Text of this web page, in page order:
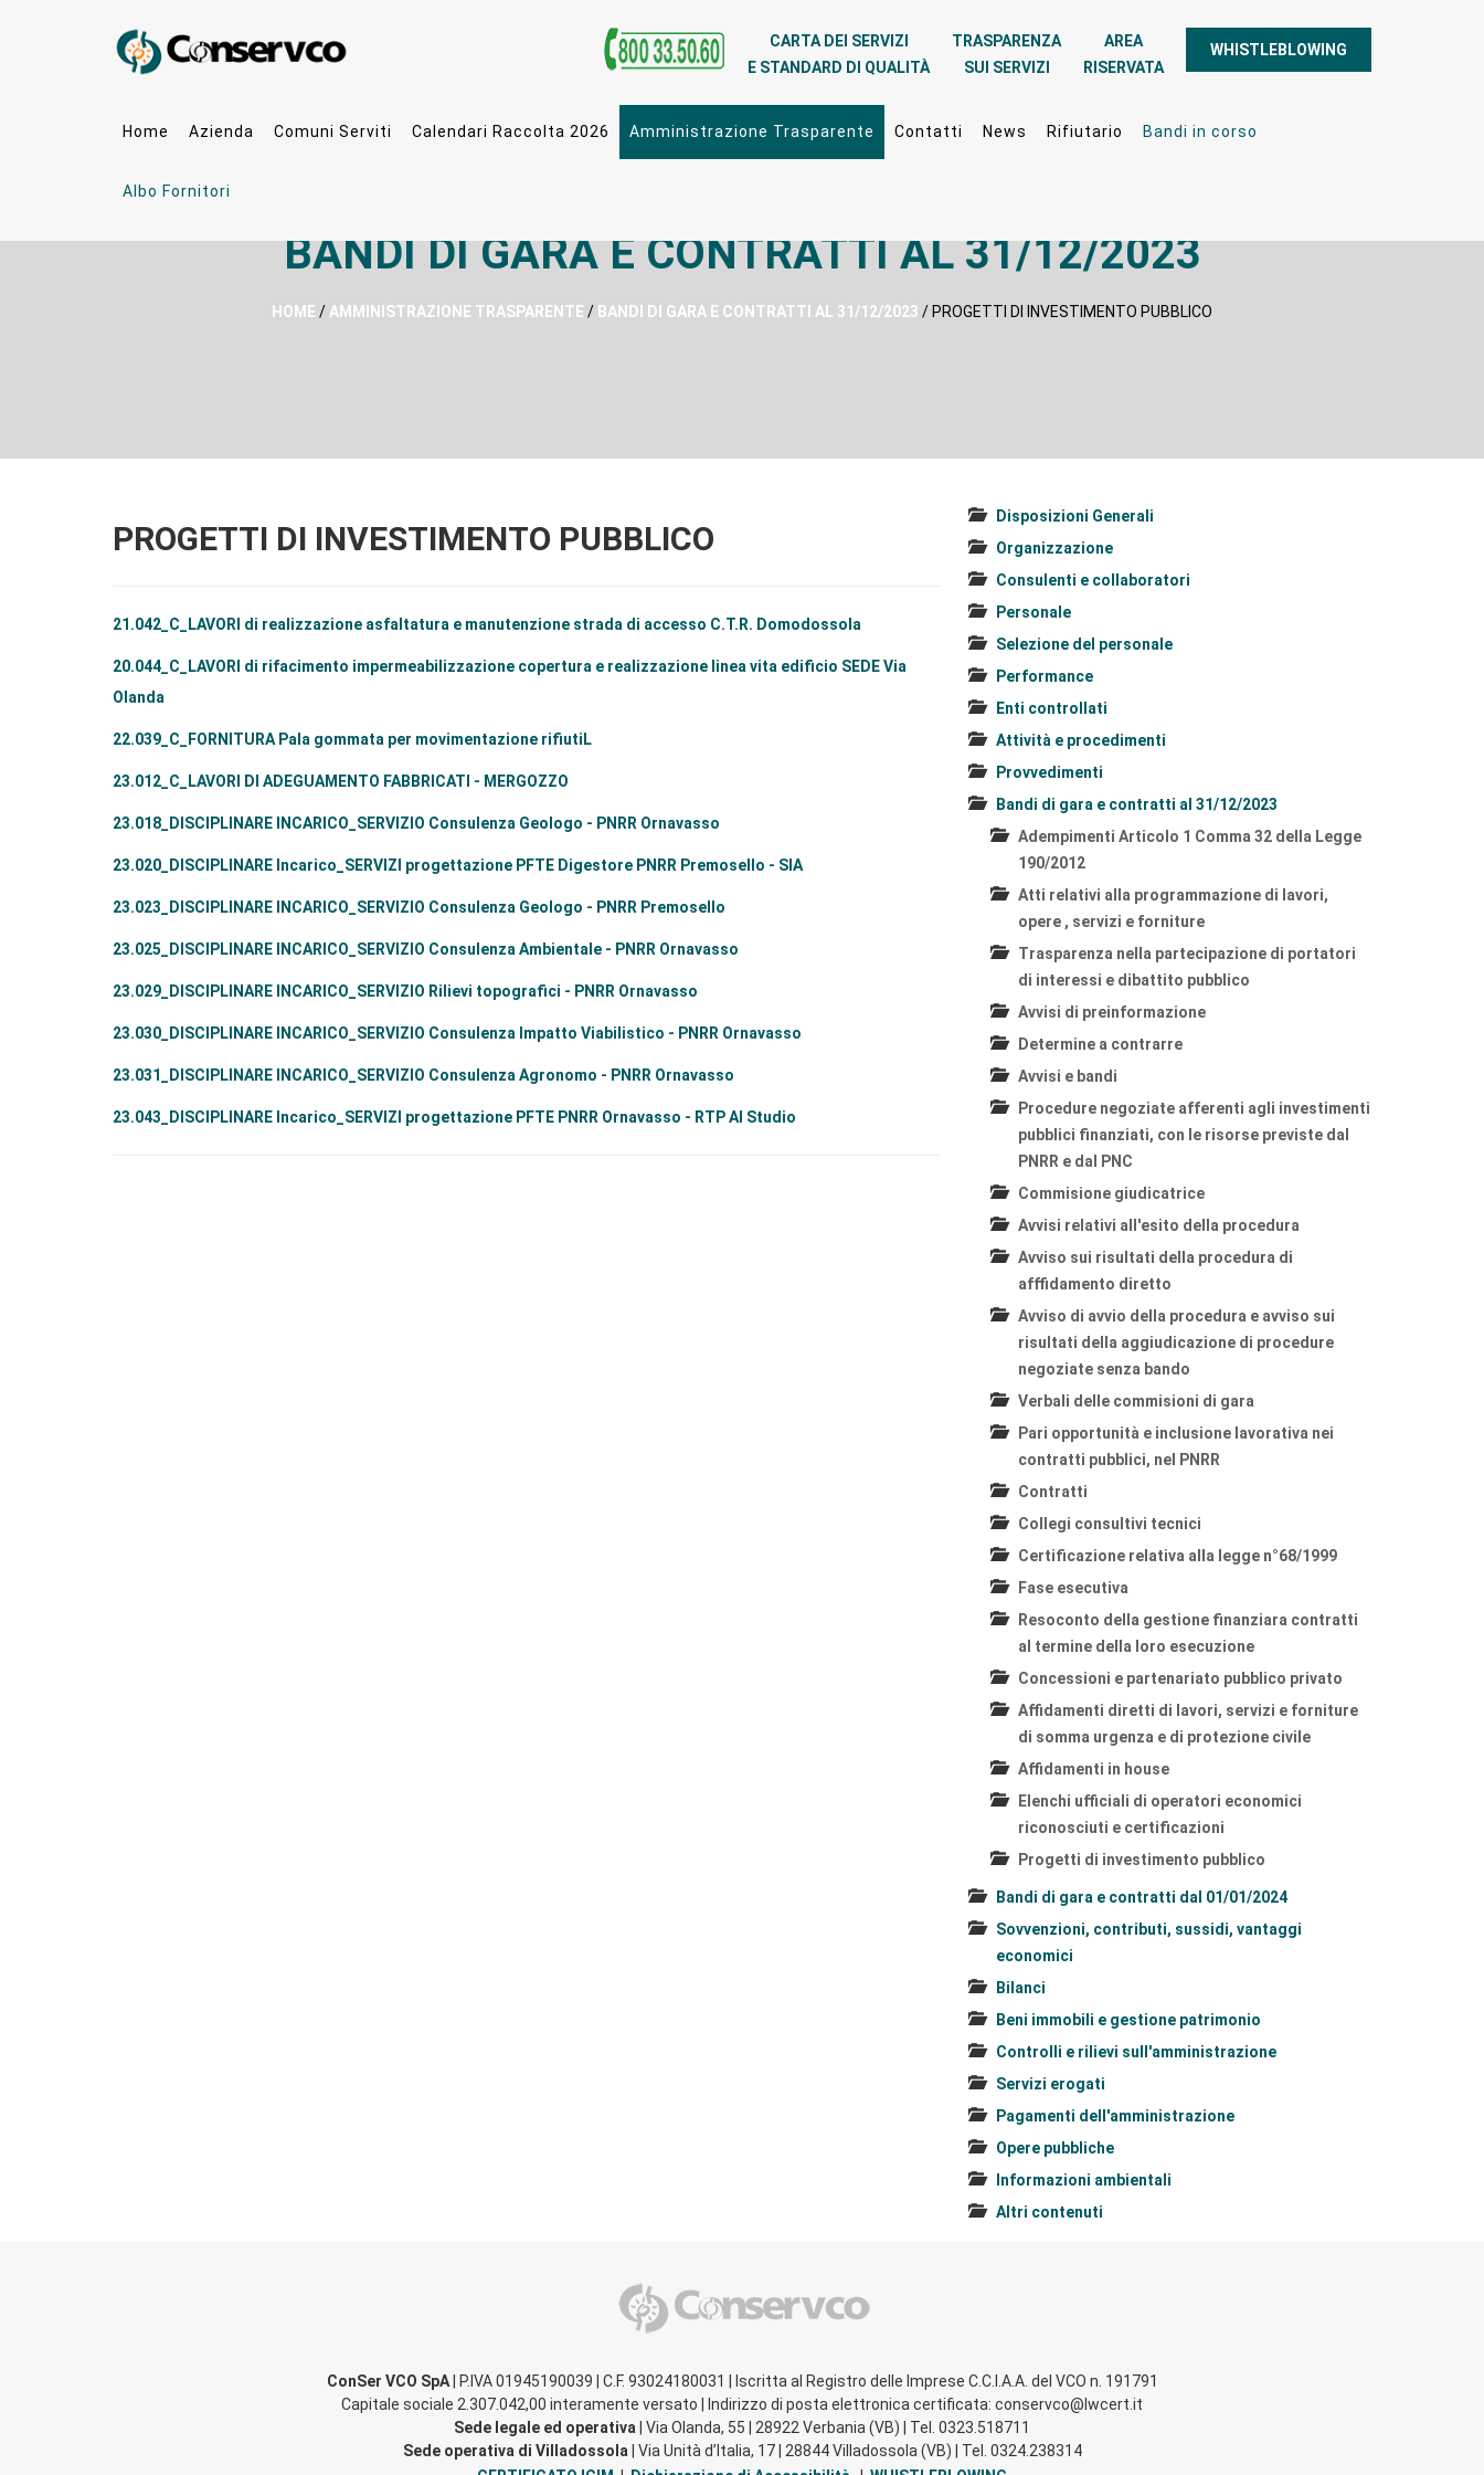
WHISTLEBLOWING
AREA
RISERVATA
TRASPARENZA
SUI SERVIZI
CARTA DEI SERVIZI
E STANDARD DI QUALITÀ
Home Azienda Comuni Serviti Calendari Raccolta 2026 Amministrazione Trasparente Contatti News Rifiutario Bandi in corso
Albo Fornitori
BANDI DI GARA E CONTRATTI AL 31/12/2023
HOME / AMMINISTRAZIONE TRASPARENTE / BANDI DI GARA E CONTRATTI AL 31/12/2023 / PROGETTI DI INVESTIMENTO PUBBLICO
PROGETTI DI INVESTIMENTO PUBBLICO
21.042_C_LAVORI di realizzazione asfaltatura e manutenzione strada di accesso C.T.R. Domodossola
20.044_C_LAVORI di rifacimento impermeabilizzazione copertura e realizzazione linea vita edificio SEDE Via
Olanda
22.039_C_FORNITURA Pala gommata per movimentazione rifiuti L
23.012_C_LAVORI DI ADEGUAMENTO FABBRICATI - MERGOZZO
23.018_DISCIPLINARE INCARICO_SERVIZIO Consulenza Geologo - PNRR Ornavasso
23.020_DISCIPLINARE Incarico_SERVIZI progettazione PFTE Digestore PNRR Premosello - SIA
23.023_DISCIPLINARE INCARICO_SERVIZIO Consulenza Geologo - PNRR Premosello
23.025_DISCIPLINARE INCARICO_SERVIZIO Consulenza Ambientale - PNRR Ornavasso
23.029_DISCIPLINARE INCARICO_SERVIZIO Rilievi topografici - PNRR Ornavasso
23.030_DISCIPLINARE INCARICO_SERVIZIO Consulenza Impatto Viabilistico - PNRR Ornavasso
23.031_DISCIPLINARE INCARICO_SERVIZIO Consulenza Agronomo - PNRR Ornavasso
23.043_DISCIPLINARE Incarico_SERVIZI progettazione PFTE PNRR Ornavasso - RTP AI Studio
Disposizioni Generali
Organizzazione
Consulenti e collaboratori
Personale
Selezione del personale
Performance
Enti controllati
Attività e procedimenti
Provvedimenti
Bandi di gara e contratti al 31/12/2023
Adempimenti Articolo 1 Comma 32 della Legge
190/2012
Atti relativi alla programmazione di lavori,
opere , servizi e forniture
Trasparenza nella partecipazione di portatori
di interessi e dibattito pubblico
Avvisi di preinformazione
Determine a contrarre
Avvisi e bandi
Procedure negoziate afferenti agli investimenti
pubblici finanziati, con le risorse previste dal
PNRR e dal PNC
Commisione giudicatrice
Avvisi relativi all'esito della procedura
Avviso sui risultati della procedura di
afffidamento diretto
Avviso di avvio della procedura e avviso sui
risultati della aggiudicazione di procedure
negoziate senza bando
Verbali delle commisioni di gara
Pari opportunità e inclusione lavorativa nei
contratti pubblici, nel PNRR
Contratti
Collegi consultivi tecnici
Certificazione relativa alla legge n°68/1999
Fase esecutiva
Resoconto della gestione finanziara contratti
al termine della loro esecuzione
Concessioni e partenariato pubblico privato
Affidamenti diretti di lavori, servizi e forniture
di somma urgenza e di protezione civile
Affidamenti in house
Elenchi ufficiali di operatori economici
riconosciuti e certificazioni
Progetti di investimento pubblico
Bandi di gara e contratti dal 01/01/2024
Sovvenzioni, contributi, sussidi, vantaggi
economici
Bilanci
Beni immobili e gestione patrimonio
Controlli e rilievi sull'amministrazione
Servizi erogati
Pagamenti dell'amministrazione
Opere pubbliche
Informazioni ambientali
Altri contenuti
ConSer VCO SpA| P.IVA 01945190039 | C.F. 93024180031 | Iscritta al Registro delle Imprese C.C.I.A.A. del VCO n. 191791
Capitale sociale 2.307.042,00 interamente versato | Indirizzo di posta elettronica certificata: conservco@lwcert.it
Sede legale ed operativa | Via Olanda, 55 | 28922 Verbania (VB) | Tel. 0323.518711
Sede operativa di Villadossola | Via Unità d’Italia, 17 | 28844 Villadossola (VB) | Tel. 0324.238314